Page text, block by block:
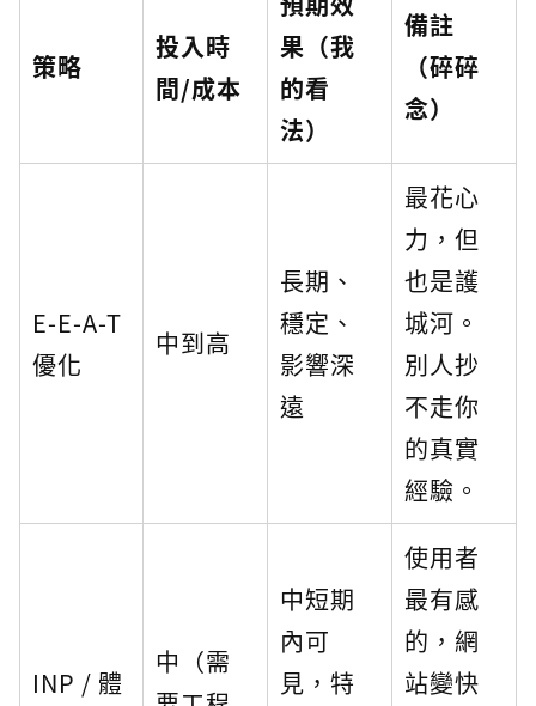
策略
投入時
間/成本
果（我
的看
法）
備註
（碎碎
念）
E-E-A-T
優化
中到高
長期、
穩定、
影響深
遠
最花心
力，但
也是護
城河。
別人抄
不走你
的真實
經驗。
INP / 體
中（需
中短期
內可
見，特
使用者
最有感
的，網
站變快